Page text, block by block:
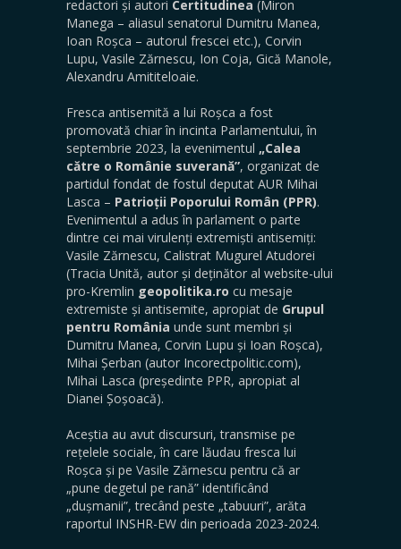
redactori și autori Certitudinea (Miron
Manega – aliasul senatorul Dumitru Manea,
Ioan Roșca – autorul frescei etc.), Corvin
Lupu, Vasile Zărnescu, Ion Coja, Gică Manole,
Alexandru Amititeloaie.
Fresca antisemită a lui Roșca a fost
promovată chiar în incinta Parlamentului, în
septembrie 2023, la evenimentul „Calea
către o Românie suverană”, organizat de
partidul fondat de fostul deputat AUR Mihai
Lasca – Patrioții Poporului Român (PPR).
Evenimentul a adus în parlament o parte
dintre cei mai virulenți extremiști antisemiți:
Vasile Zărnescu, Calistrat Mugurel Atudorei
(Tracia Unită, autor și deținător al website-ului
pro-Kremlin geopolitika.ro cu mesaje
extremiste și antisemite, apropiat de Grupul
pentru România unde sunt membri și
Dumitru Manea, Corvin Lupu și Ioan Roșca),
Mihai Șerban (autor Incorectpolitic.com),
Mihai Lasca (președinte PPR, apropiat al
Dianei Șoșoacă).
Aceștia au avut discursuri, transmise pe
rețelele sociale, în care lăudau fresca lui
Roșca și pe Vasile Zărnescu pentru că ar
„pune degetul pe rană” identificând
„dușmanii”, trecând peste „tabuuri”, arăta
raportul INSHR-EW din perioada 2023-2024.